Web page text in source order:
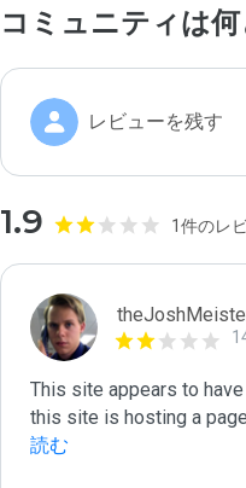
コミュニティは
レビューを残す
1.9 1件のレ
This site appears to
this site is hosting a
読む